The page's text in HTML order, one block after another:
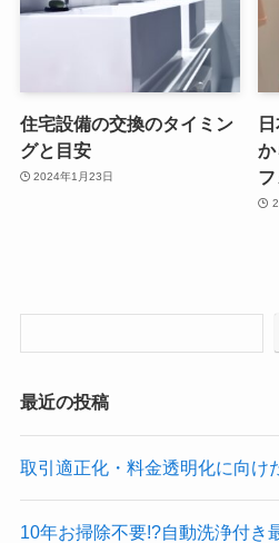
住宅設備の交換のタイミン
グと目安
2024年1月23日
か
最近の投稿
取引適正化・料金透明化に向け
10年お掃除不要!?自動洗浄付き